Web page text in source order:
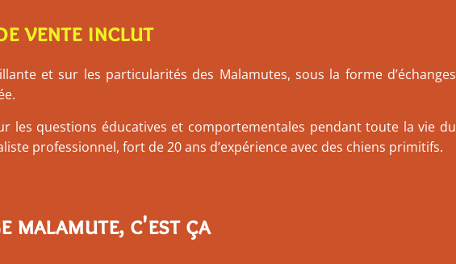
vente inclut
et sur les particularités des Malamutes, sous la forme d’échanges
les questions éducatives et comportementales pendant toute la vie du
professionnel, fort de 20 ans d’expérience avec des chiens primitifs.
malamute, c'est ça